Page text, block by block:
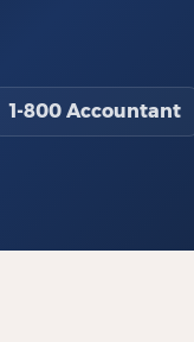
1-800 Accountant